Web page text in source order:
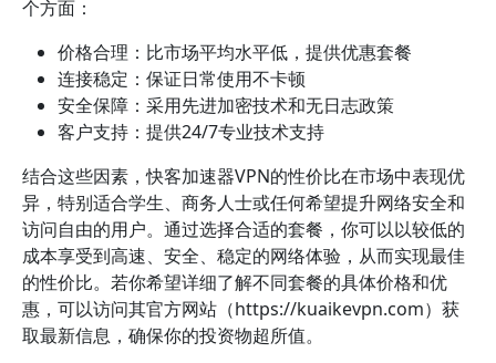
个方面：
价格合理：比市场平均水平低，提供优惠套餐
连接稳定：保证日常使用不卡顿
安全保障：采用先进加密技术和无日志政策
客户支持：提供24/7专业技术支持
结合这些因素，快客加速器VPN的性价比在市场中表现优
异，特别适合学生、商务人士或任何希望提升网络安全和
访问自由的用户。通过选择合适的套餐，你可以以较低的
成本享受到高速、安全、稳定的网络体验，从而实现最佳
的性价比。若你希望详细了解不同套餐的具体价格和优
惠，可以访问其官方网站（https://kuaikevpn.com）获
取最新信息，确保你的投资物超所值。